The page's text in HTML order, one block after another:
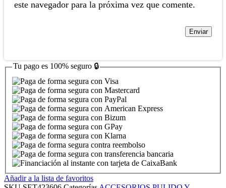
este navegador para la próxima vez que comente.
Tu pago es 100% seguro 🔒
Añadir a la lista de favoritos